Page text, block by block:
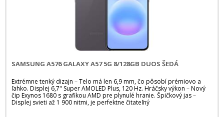
SAMSUNG A576 GALAXY A57 5G 8/128GB DUOS ŠEDÁ
Extrémne tenký dizajn – Telo má len 6,9 mm, čo pôsobí prémiovo a
ľahko. Displej 6,7" Super AMOLED Plus, 120 Hz. Hráčsky výkon – Nový
čip Exynos 1680 s grafikou AMD pre plynulé hranie. Špičkový jas –
Displej svieti až 1 900 nitmi, je perfektne čitateľný